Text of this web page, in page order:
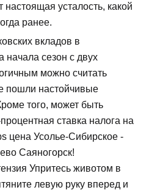
настоящая усталость, какой
ранее.
вкладов в
начала сезон с двух
можно считать
пошли настойчивые
того, может быть
ставка налога на
цена Усолье-Сибирское -
Саяногорск!
Упритесь животом в
левую руку вперед и